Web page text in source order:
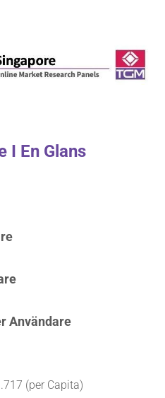
I En Glans
Användare
(per Capita)